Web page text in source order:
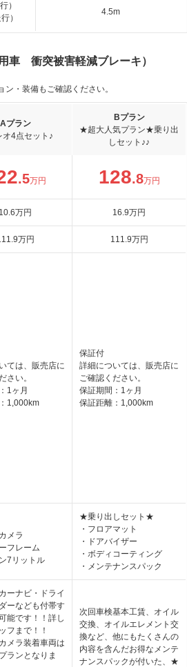
）
）
4.5m
車 衝突被害軽減ブレーキ）
・装備もご確認ください。
Aプラン
オ4点セット♪
Bプラン
★超大人気プラン★乗り出
しセット♪♪
.5万円 128.8万円
10.6万円 16.9万円
.9万円 111.9万円
ては、販売店に
さい。
1ヶ月
1,000km
保証付
詳細については、販売店に
ご確認ください。
保証期間：1ヶ月
保証距離：1,000km
メラ
フレーム
7リットル
★乗り出しセット★
・フロアマット
・ドアバイザー
・ボディコーティング
・メンテナンスパック
ーナビ・ドライ
ーなども付帯す
能です！！詳し
フまで！！
メラ装着車両は
ランとなりま
次回車検基本工賃、オイル
交換、オイルエレメント交
換など、他にもたくさんの
内容を含んだお得なメンテ
ナンスパックが付いた、★